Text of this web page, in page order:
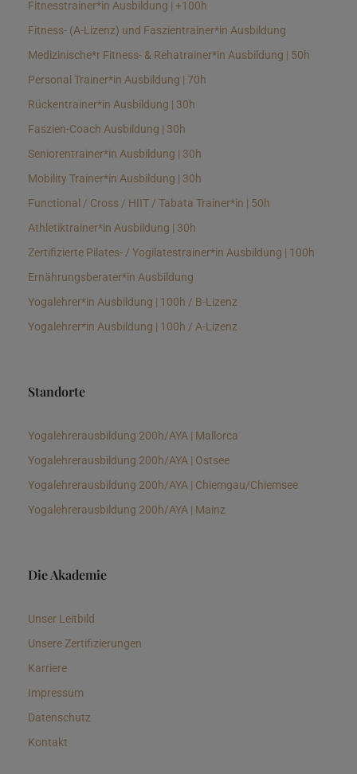
Fitnesstrainer*in Ausbildung | +100h
Fitness- (A-Lizenz) und Faszientrainer*in Ausbildung
Medizinische*r Fitness- & Rehatrainer*in Ausbildung | 50h
Personal Trainer*in Ausbildung | 70h
Rückentrainer*in Ausbildung | 30h
Faszien-Coach Ausbildung | 30h
Seniorentrainer*in Ausbildung | 30h
Mobility Trainer*in Ausbildung | 30h
Functional / Cross / HIIT / Tabata Trainer*in | 50h
Athletiktrainer*in Ausbildung | 30h
Zertifizierte Pilates- / Yogilatestrainer*in Ausbildung | 100h
Ernährungsberater*in Ausbildung
Yogalehrer*in Ausbildung | 100h / B-Lizenz
Yogalehrer*in Ausbildung | 100h / A-Lizenz
Standorte
Yogalehrerausbildung 200h/AYA | Mallorca
Yogalehrerausbildung 200h/AYA | Ostsee
Yogalehrerausbildung 200h/AYA | Chiemgau/Chiemsee
Yogalehrerausbildung 200h/AYA | Mainz
Die Akademie
Unser Leitbild
Unsere Zertifizierungen
Karriere
Impressum
Datenschutz
Kontakt